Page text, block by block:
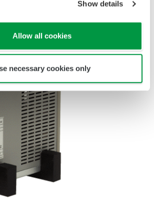
Show details
Allow all cookies
necessary cookies only